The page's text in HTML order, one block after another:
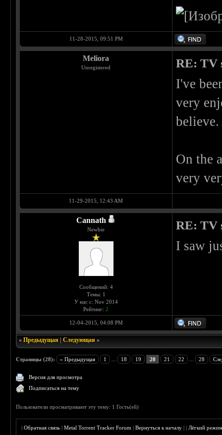
11-28-2015, 09:51 PM
Meliora
Unregistered RE: TV
I've
very
On the
very
11-29-2015, 12:43 AM
Cannath
Newbie
Сообщений: 4
Темы: 1
У нас с: Nov 2014
Рейтинг:2
RE: TV
I saw
12-04-2015, 04:08 PM
«Предыдущая |Следующая »
Страницы (28): « Предыдущая 1 18 19 20 21 22 28
Версия для просмотра
Подписаться на тему
Пользователи просматривают эту тему: 1 Гость(ей)
|Обратная связь |Metal Torrent Tracker Forum |Вернуться к началу ||Лёгкий